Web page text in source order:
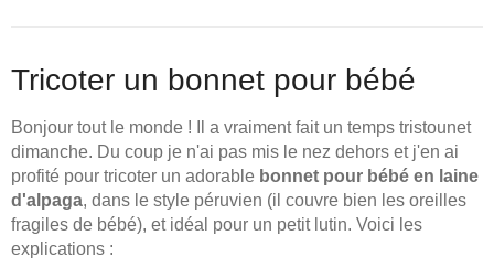
Tricoter un bonnet pour bébé
Bonjour tout le monde ! Il a vraiment fait un temps tristounet
dimanche. Du coup je n'ai pas mis le nez dehors et j'en ai
profité pour tricoter un adorable bonnet pour bébé en laine
d'alpaga, dans le style péruvien (il couvre bien les oreilles
fragiles de bébé), et idéal pour un petit lutin. Voici les
explications :